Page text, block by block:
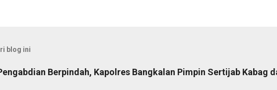
blog ini
Berpindah, Kapolres Bangkalan Pimpin Sertijab Kabag